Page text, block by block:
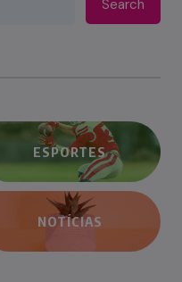
Search
ESPORTES
NOTÍCIAS